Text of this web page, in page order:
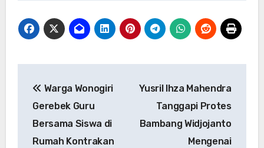
pos
Warga Wonogiri
Gerebek Guru
Bersama Siswa di
Rumah Kontrakan
Yusril Ihza Mahendra
Tanggapi Protes
Bambang Widjojanto
Mengenai